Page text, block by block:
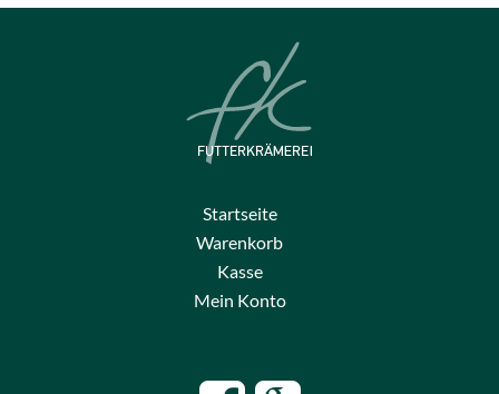
Startseite
Warenkorb
Kasse
Mein Konto